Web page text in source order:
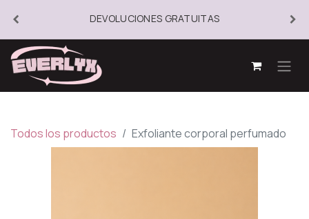
DEVOLUCIONES GRATUITAS
Todos los productos Exfoliante corporal perfumado